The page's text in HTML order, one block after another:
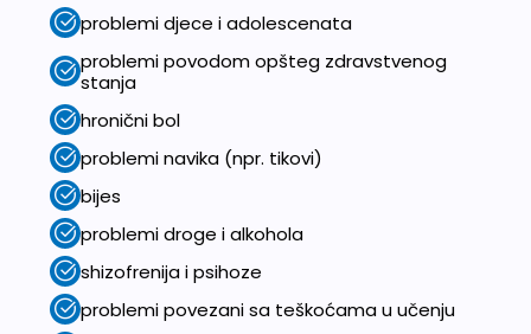
problemi djece i adolescenata
problemi povodom opšteg zdravstvenog
stanja
hronični bol
problemi navika (npr. tikovi)
bijes
problemi droge i alkohola
shizofrenija i psihoze
problemi povezani sa teškoćama u učenju